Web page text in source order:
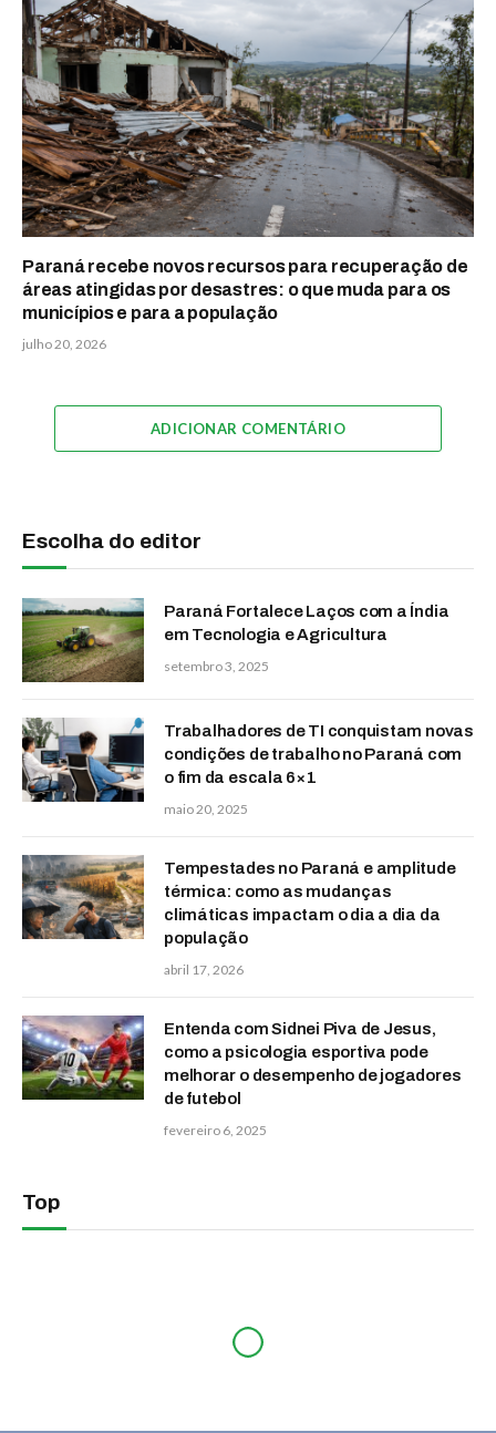
Paraná recebe novos recursos para recuperação de
áreas atingidas por desastres: o que muda para os
municípios e para a população
julho 20, 2026
ADICIONAR COMENTÁRIO
Escolha do editor
Paraná Fortalece Laços com a Índia
em Tecnologia e Agricultura
setembro 3, 2025
Trabalhadores de TI conquistam novas
condições de trabalho no Paraná com
o fim da escala 6×1
maio 20, 2025
Tempestades no Paraná e amplitude
térmica: como as mudanças
climáticas impactam o dia a dia da
população
abril 17, 2026
Entenda com Sidnei Piva de Jesus,
como a psicologia esportiva pode
melhorar o desempenho de jogadores
de futebol
fevereiro 6, 2025
Top